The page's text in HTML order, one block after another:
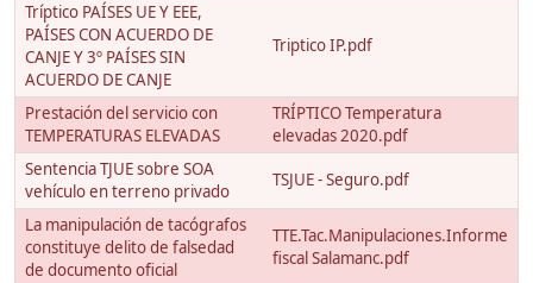
Tríptico PAÍSES UE Y EEE,
PAÍSES CON ACUERDO DE
CANJE Y 3º PAÍSES SIN
ACUERDO DE CANJE
Triptico IP.pdf
Prestación del servicio con
TEMPERATURAS ELEVADAS
TRÍPTICO Temperatura
elevadas 2020.pdf
Sentencia TJUE sobre SOA
vehículo en terreno privado
TSJUE - Seguro.pdf
La manipulación de tacógrafos
constituye delito de falsedad
de documento oficial
TTE.Tac.Manipulaciones.Informe
fiscal Salamanc.pdf